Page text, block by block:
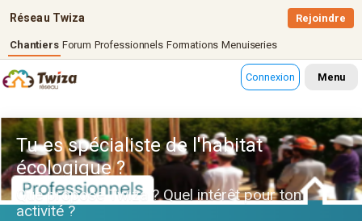
Réseau Twiza
Chantiers Forum Professionnels Formations Menuiseries
Rejoindre
Connexion Menu
Tu es spécialiste de l'habitat
écologique ?
Que propose Twiza ? Quel intérêt pour ton
activité ?